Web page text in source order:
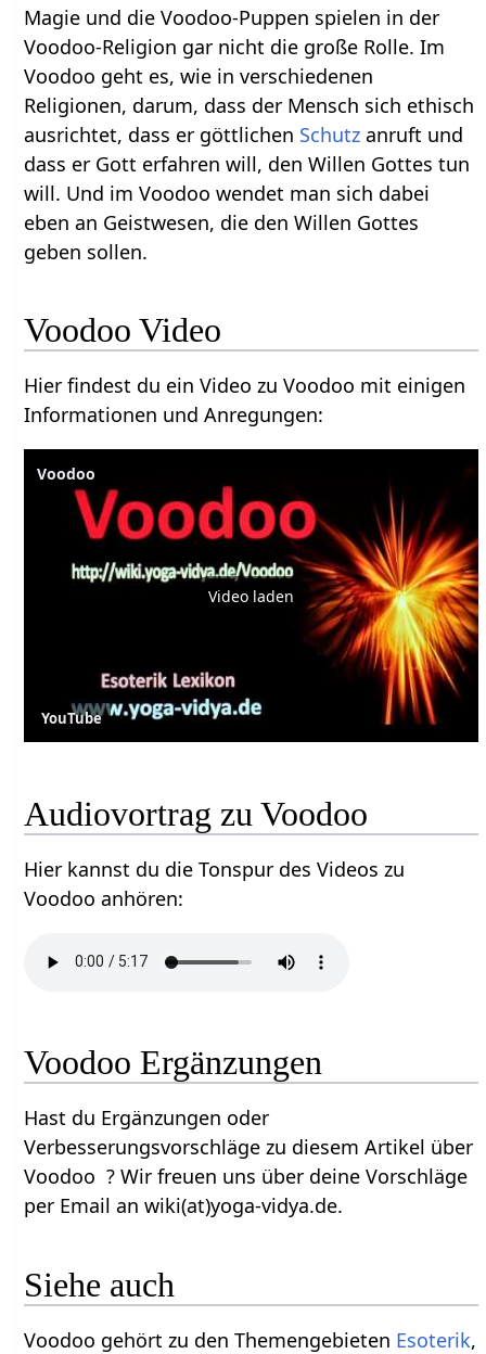
Magie und die Voodoo-Puppen spielen in der
Voodoo-Religion gar nicht die große Rolle. Im
Voodoo geht es, wie in verschiedenen
Religionen, darum, dass der Mensch sich ethisch
ausrichtet, dass er göttlichen Schutz anruft und
dass er Gott erfahren will, den Willen Gottes tun
will. Und im Voodoo wendet man sich dabei
eben an Geistwesen, die den Willen Gottes
geben sollen.
Voodoo Video
Hier findest du ein Video zu Voodoo mit einigen
Informationen und Anregungen:
Voodoo
Video laden
YouTube
Audiovortrag zu Voodoo
Hier kannst du die Tonspur des Videos zu
Voodoo anhören:
Voodoo Ergänzungen
Hast du Ergänzungen oder
Verbesserungsvorschläge zu diesem Artikel über
Voodoo ? Wir freuen uns über deine Vorschläge
per Email an wiki(at)yoga-vidya.de.
Siehe auch
Voodoo gehört zu den Themengebieten Esoterik,